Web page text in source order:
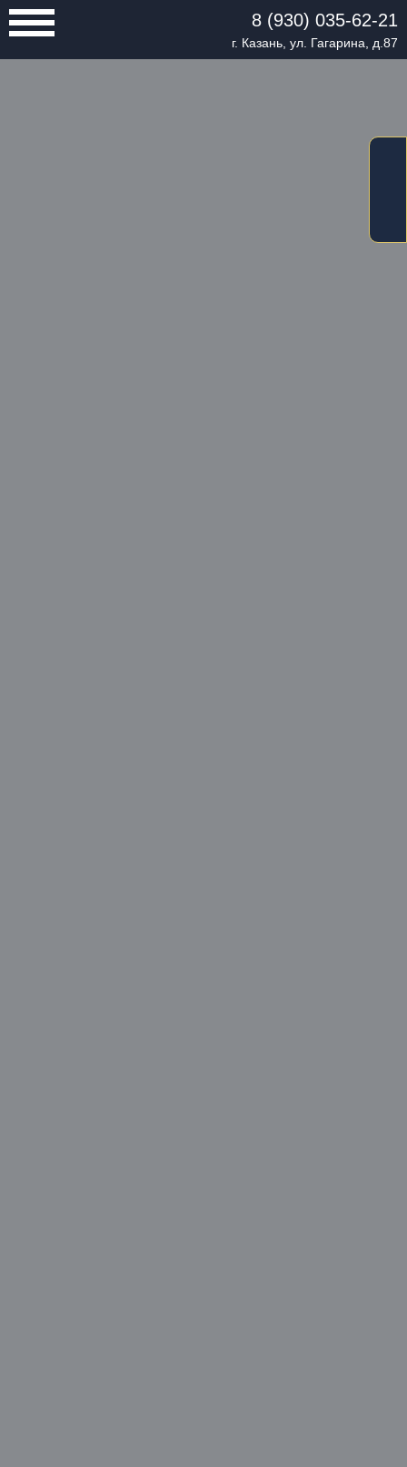
8 (930) 035-62-21
г. Казань, ул. Гагарина, д.87